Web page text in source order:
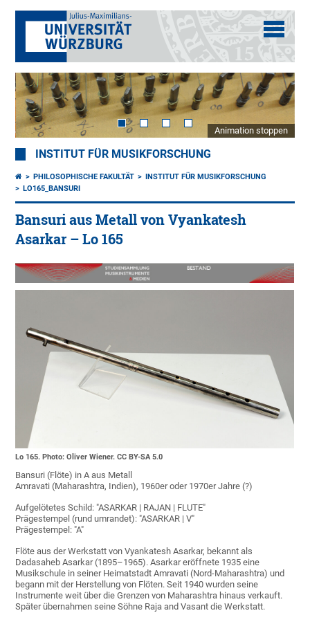
Animation stoppen
INSTITUT FÜR MUSIKFORSCHUNG
PHILOSOPHISCHE FAKULTÄT
INSTITUT FÜR MUSIKFORSCHUNG
LO165_BANSURI
Bansuri aus Metall von Vyankatesh
Asarkar – Lo 165
Lo 165. Photo: Oliver Wiener. CC BY-SA 5.0
Bansuri (Flöte) in A aus Metall
Amravati (Maharashtra, Indien), 1960er oder 1970er Jahre (?)
Aufgelötetes Schild: "ASARKAR | RAJAN | FLUTE"
Prägestempel (rund umrandet): "ASARKAR | V"
Prägestempel: "A"
Flöte aus der Werkstatt von Vyankatesh Asarkar, bekannt als
Dadasaheb Asarkar (1895–1965). Asarkar eröffnete 1935 eine
Musikschule in seiner Heimatstadt Amravati (Nord-Maharashtra) und
begann mit der Herstellung von Flöten. Seit 1940 wurden seine
Instrumente weit über die Grenzen von Maharashtra hinaus verkauft.
Später übernahmen seine Söhne Raja and Vasant die Werkstatt.